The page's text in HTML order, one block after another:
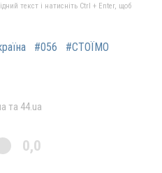
текст і натисніть Ctrl + Enter, щоб
#056
#СТОЇМО
та 44.ua
0,0